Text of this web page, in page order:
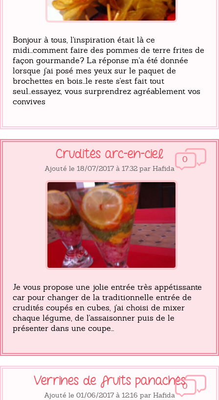
Bonjour à tous, l'inspiration était là ce
midi...comment faire des pommes de terre frites de
façon gourmande? La réponse m'a été donnée
lorsque j'ai posé mes yeux sur le paquet de
brochettes en bois...le reste s'est fait tout
seul...essayez, vous surprendrez agréablement vos
convives
0
Crudités arc-en-ciel
Ajouté le 18/07/2017 à 17:32 par Hafida
Je vous propose une jolie entrée très appétissante
car pour changer de la traditionnelle entrée de
crudités coupés en cubes, j'ai choisi de mixer
chaque légume, de l'assaisonner puis de le
présenter dans une coupe...
0
Verrines de fruits panachés
Ajouté le 01/06/2017 à 12:16 par Hafida